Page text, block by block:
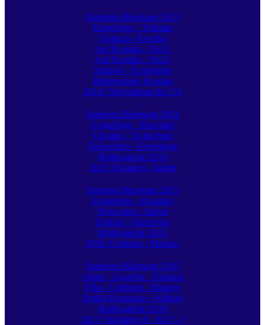
Startseite Bikertage 2013
Erzgebirge - Toskana
Toskana - Korsika
Auf Korsika - Teil 1
Auf Korsika - Teil 2
Südtirol - Erzgebirge
Bildergalerie Korsika
2014: Ostwindtour bis UA
Startseite Bikertage 2014
Erzgebirge - Slowakei
Ukraine - Tschechien
Tschechien - Erzgebirge
Bildergalerie 2014
2015: Kroatien - Italien
Startseite Bikertage 2015
Erzgebirge - Kroatien
Slowenien - Italien
Südtirol - Rückreise
Bildergalerie 2015
2016: Umbrien - Marken
Startseite Bikertage 2016
Alpen - Ligurien - Toskana
Elba - Umbrien - Marken
Emilia Romagna - Südtirol
Bildergalerie 2016
2017: Südalpen A - SLO - I